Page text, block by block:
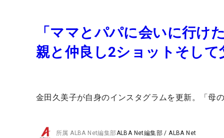
「ママとパパに会いに行
親と仲良し2ショットそし
金田久美子が自身のインスタグラムを更新。「母
所属ALBA Net編集部ALBA Net編集部 /ALBA Net